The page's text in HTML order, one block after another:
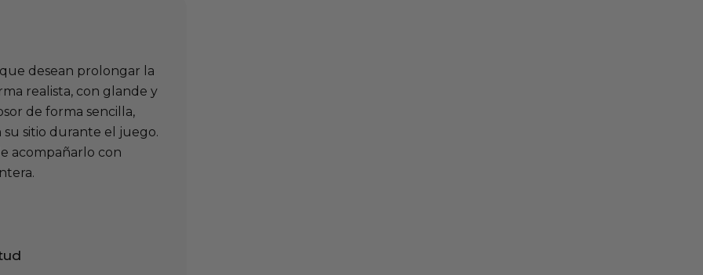
desean prolongar la
realista, con glande y
de forma sencilla,
sitio durante el juego.
acompañarlo con